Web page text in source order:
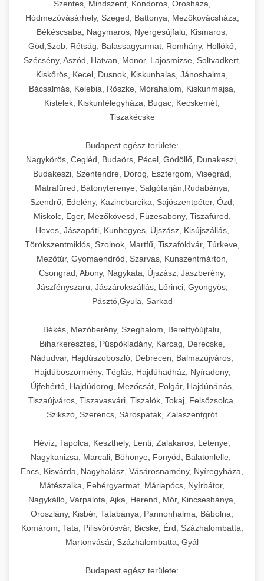
Szentes, Mindszent, Kondoros, Orosháza,
Hódmezővásárhely, Szeged, Battonya, Mezőkovácsháza,
Békéscsaba, Nagymaros, Nyergesújfalu, Kismaros,
Göd,Szob, Rétság, Balassagyarmat, Romhány, Hollókő,
Szécsény, Aszód, Hatvan, Monor, Lajosmizse, Soltvadkert,
Kiskőrös, Kecel, Dusnok, Kiskunhalas, Jánoshalma,
Bácsalmás, Kelebia, Röszke, Mórahalom, Kiskunmajsa,
Kistelek, Kiskunfélegyháza, Bugac, Kecskemét,
Tiszakécske
Budapest egész területe:
Nagykörös, Cegléd, Budaörs, Pécel, Gödöllő, Dunakeszi,
Budakeszi, Szentendre, Dorog, Esztergom, Visegrád,
Mátrafüred, Bátonyterenye, Salgótarján,Rudabánya,
Szendrő, Edelény, Kazincbarcika, Sajószentpéter, Ózd,
Miskolc, Eger, Mezőkövesd, Füzesabony, Tiszafüred,
Heves, Jászapáti, Kunhegyes, Újszász, Kisújszállás,
Törökszentmiklós, Szolnok, Martfű, Tiszaföldvár, Túrkeve,
Mezőtúr, Gyomaendrőd, Szarvas, Kunszentmárton,
Csongrád, Abony, Nagykáta, Újszász, Jászberény,
Jászfényszaru, Jászárokszállás, Lőrinci, Gyöngyös,
Pásztó,Gyula, Sarkad
Békés, Mezőberény, Szeghalom, Berettyóújfalu,
Biharkeresztes, Püspökladány, Karcag, Derecske,
Nádudvar, Hajdúszoboszló, Debrecen, Balmazújváros,
Hajdúböszörmény, Téglás, Hajdúhadház, Nyíradony,
Újfehértó, Hajdúdorog, Mezőcsát, Polgár, Hajdúnánás,
Tiszaújváros, Tiszavasvári, Tiszalök, Tokaj, Felsőzsolca,
Szikszó, Szerencs, Sárospatak, Zalaszentgrót
Hévíz, Tapolca, Keszthely, Lenti, Zalakaros, Letenye,
Nagykanizsa, Marcali, Böhönye, Fonyód, Balatonlelle,
Encs, Kisvárda, Nagyhalász, Vásárosnamény, Nyíregyháza,
Mátészalka, Fehérgyarmat, Máriapócs, Nyírbátor,
Nagykálló, Várpalota, Ajka, Herend, Mór, Kincsesbánya,
Oroszlány, Kisbér, Tatabánya, Pannonhalma, Bábolna,
Komárom, Tata, Pilisvörösvár, Bicske, Érd, Százhalombatta,
Martonvásár, Százhalombatta, Gyál
Budapest egész területe: